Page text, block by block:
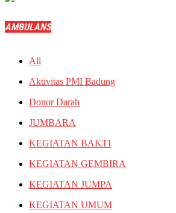
AMBULANS
All
Aktivitas PMI Badung
Donor Darah
JUMBARA
KEGIATAN BAKTI
KEGIATAN GEMBIRA
KEGIATAN JUMPA
KEGIATAN UMUM